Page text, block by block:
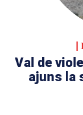
Val de
ajuns la